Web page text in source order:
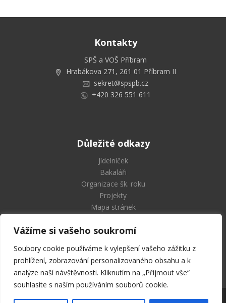
Vážíme si vašeho soukromí
Soubory cookie používáme k vylepšení vašeho zážitku z
prohlížení, zobrazování personalizovaného obsahu a k
analýze naší návštěvnosti. Kliknutím na „Přijmout vše“
souhlasíte s naším používáním souborů cookie.
Kontakty
SPŠ a VOŠ Příbram
Hrabákova 271, 261 01 Příbram II
sekret@spspb.cz
+420 326 551 611
Důležité odkazy
Jídelníček
Bakaláři
Organizace šk. roku
Projekty
Mapa stránek
Střední průmyslová škola
a Vyšší odborná škola Příbram